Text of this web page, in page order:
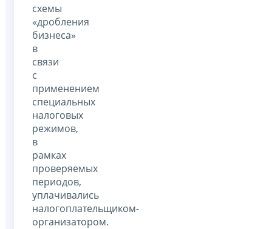
схемы
«дробления
бизнеса»
в
связи
с
применением
специальных
налоговых
режимов,
в
рамках
проверяемых
периодов,
уплачивались
налогоплательщиком-
организатором.